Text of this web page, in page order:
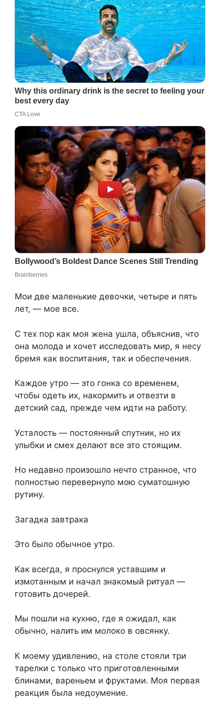
Мои две маленькие девочки, четыре и пять
лет, — мое все.
С тех пор как моя жена ушла, объяснив, что
она молода и хочет исследовать мир, я несу
бремя как воспитания, так и обеспечения.
Каждое утро — это гонка со временем,
чтобы одеть их, накормить и отвезти в
детский сад, прежде чем идти на работу.
Усталость — постоянный спутник, но их
улыбки и смех делают все это стоящим.
Но недавно произошло нечто странное, что
полностью перевернуло мою суматошную
рутину.
Загадка завтрака
Это было обычное утро.
Как всегда, я проснулся уставшим и
измотанным и начал знакомый ритуал —
готовить дочерей.
Мы пошли на кухню, где я ожидал, как
обычно, налить им молоко в овсянку.
К моему удивлению, на столе стояли три
тарелки с только что приготовленными
блинами, вареньем и фруктами. Моя первая
реакция была недоумение.